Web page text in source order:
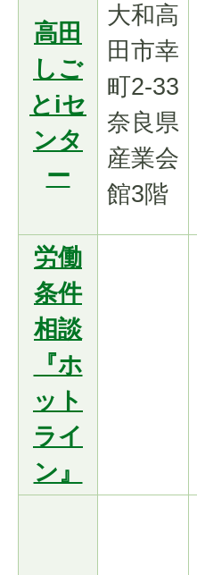
高田
しご
とiセ
ンタ
ー
大和高
田市幸
町2-33
奈良県
産業会
館3階
労働
条件
相談
『ホ
ット
ライ
ン』